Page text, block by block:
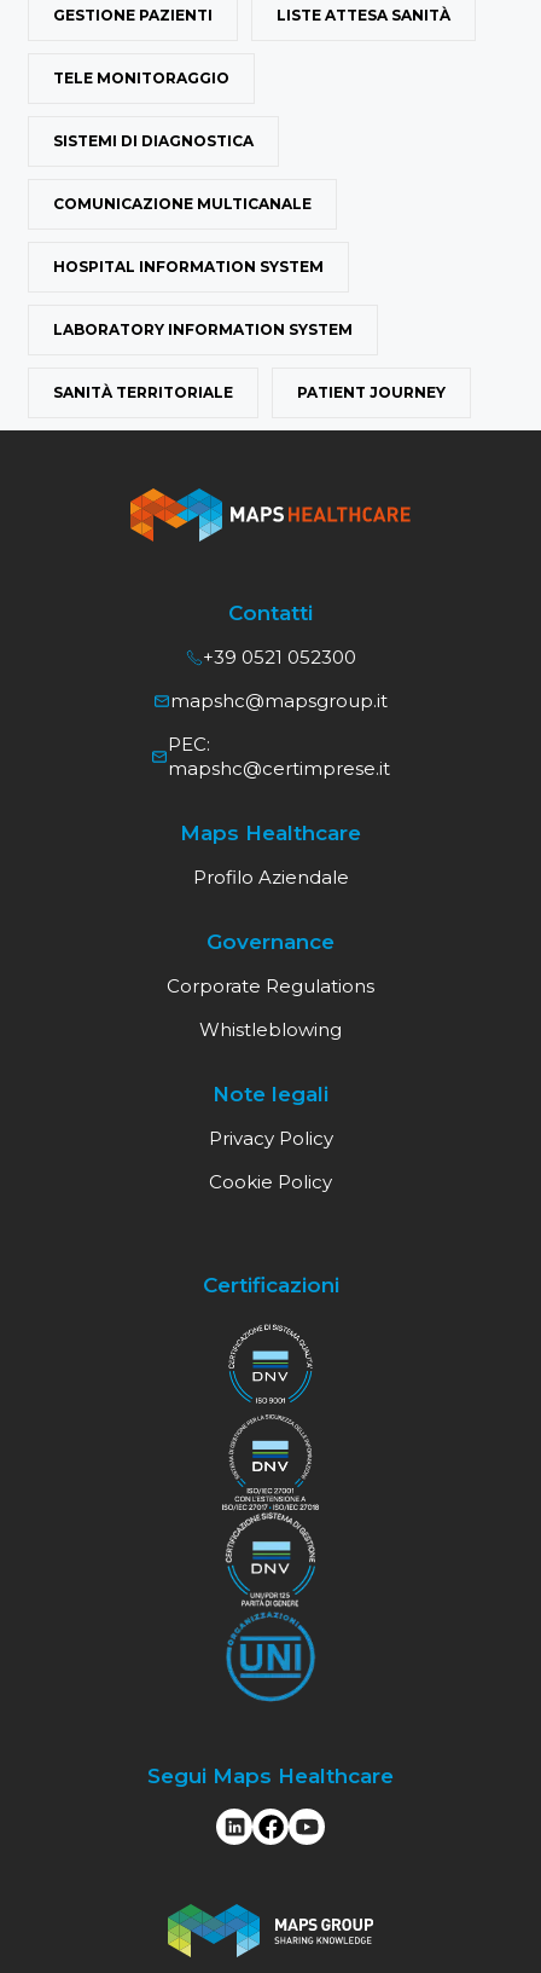
GESTIONE PAZIENTI LISTE ATTESA SANITÀ
TELE MONITORAGGIO
SISTEMI DI DIAGNOSTICA
COMUNICAZIONE MULTICANALE
HOSPITAL INFORMATION SYSTEM
LABORATORY INFORMATION SYSTEM
SANITÀ TERRITORIALE PATIENT JOURNEY
Contatti
+39 0521 052300
mapshc@mapsgroup.it
PEC:
mapshc@certimprese.it
Maps Healthcare
Profilo Aziendale
Governance
Corporate Regulations
Whistleblowing
Note legali
Privacy Policy
Cookie Policy
Certificazioni
Segui Maps Healthcare